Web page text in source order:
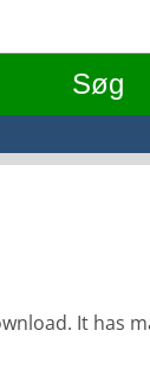
Søg
It has